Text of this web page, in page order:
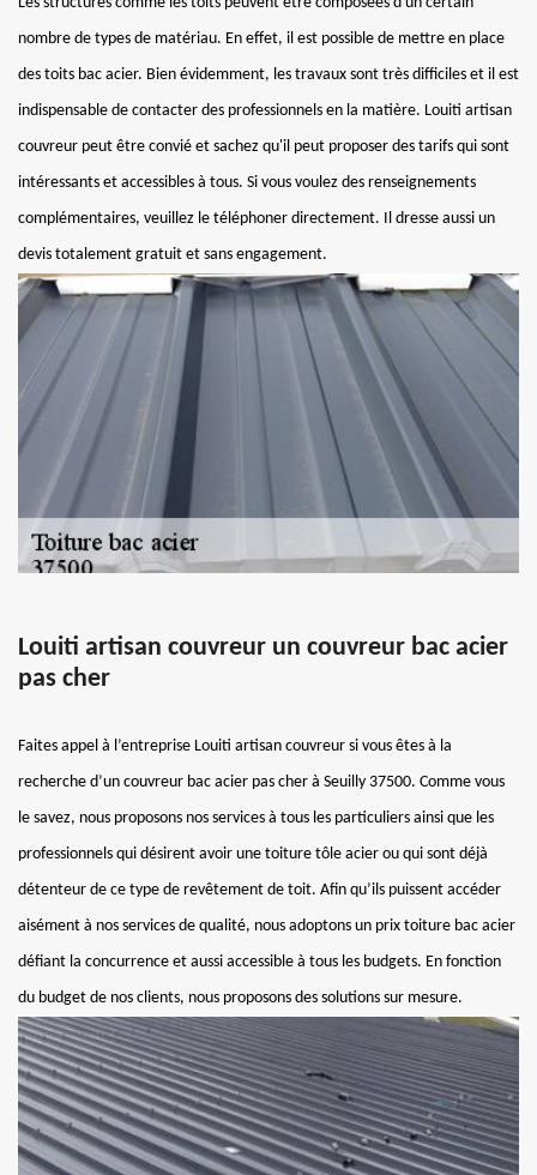
nombre de types de matériau. En effet, il est possible de mettre en place
des toits bac acier. Bien évidemment, les travaux sont très difficiles et il est
indispensable de contacter des professionnels en la matière. Louiti artisan
couvreur peut être convié et sachez qu'il peut proposer des tarifs qui sont
intéressants et accessibles à tous. Si vous voulez des renseignements
complémentaires, veuillez le téléphoner directement. Il dresse aussi un
devis totalement gratuit et sans engagement.
Louiti artisan couvreur un couvreur bac acier
pas cher
Faites appel à l’entreprise Louiti artisan couvreur si vous êtes à la
recherche d’un couvreur bac acier pas cher à Seuilly 37500. Comme vous
le savez, nous proposons nos services à tous les particuliers ainsi que les
professionnels qui désirent avoir une toiture tôle acier ou qui sont déjà
détenteur de ce type de revêtement de toit. Afin qu’ils puissent accéder
aisément à nos services de qualité, nous adoptons un prix toiture bac acier
défiant la concurrence et aussi accessible à tous les budgets. En fonction
du budget de nos clients, nous proposons des solutions sur mesure.